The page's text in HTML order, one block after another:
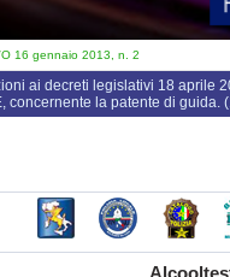
16 gennaio 2013, n. 2
ai decreti legislativi 18 aprile
concernente la patente di